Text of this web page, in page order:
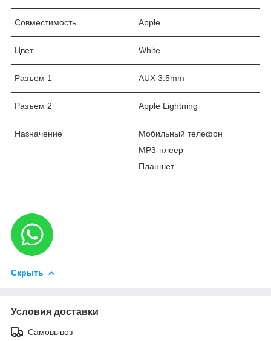
Совместимость Apple
Цвет White
Разъем 1 AUX 3.5mm
Разъем 2 Apple Lightning
Назначение
Мобильный телефон
MP3-плеер
Планшет
Скрыть
Условия доставки
Самовывоз